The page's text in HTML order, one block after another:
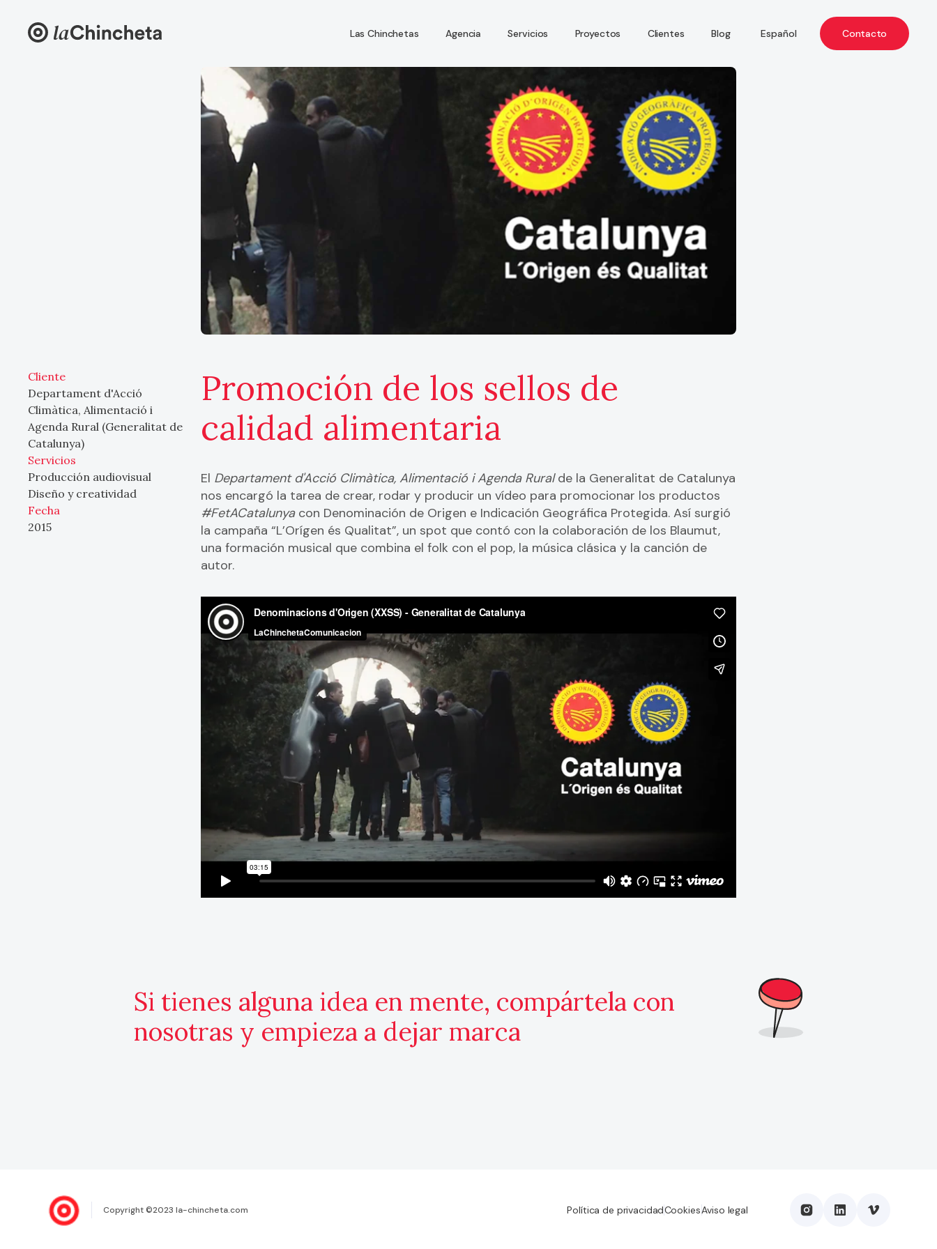
Las Chinchetas Agencia Servicios Proyectos Clientes Blog Español Contacto
Cliente
Departament d'Acció
Climàtica, Alimentació i
Agenda Rural (Generalitat de
Catalunya)
Servicios
Producción audiovisual
Diseño y creatividad
Fecha
2015
Promoción de los sellos de
calidad alimentaria
El Departament d'Acció Climàtica, Alimentació i Agenda Ruralde la Generalitat de Catalunya
nos encargó la tarea de crear, rodar y producir un vídeo para promocionar los productos
#FetACatalunyacon Denominación de Origen e Indicación Geográfica Protegida. Así surgió
la campaña “L’Orígen és Qualitat”, un spot que contó con la colaboración de los Blaumut,
una formación musical que combina el folk con el pop, la música clásica y la canción de
autor.
Si tienes alguna idea en mente, compártela con
nosotras y empieza a dejar marca
Copyright ©2023 la-chincheta.com Política de privacidadCookiesAviso legal